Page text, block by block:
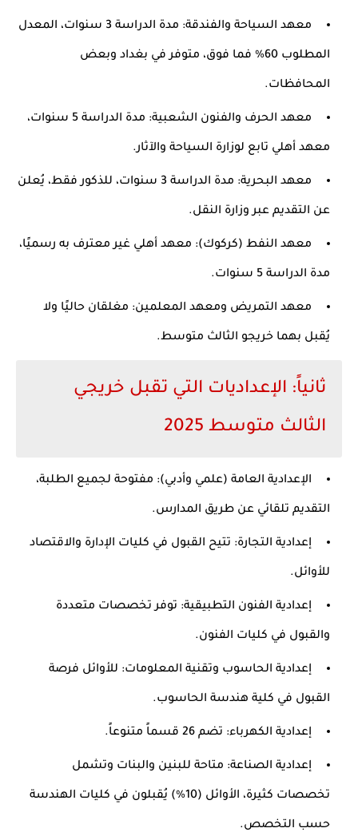
معهد السياحة والفندقة: مدة الدراسة 3 سنوات، المعدل
المطلوب 60% فما فوق، متوفر في بغداد وبعض
المحافظات.
معهد الحرف والفنون الشعبية: مدة الدراسة 5 سنوات،
معهد أهلي تابع لوزارة السياحة والآثار.
معهد البحرية: مدة الدراسة 3 سنوات، للذكور فقط، يُعلن
عن التقديم عبر وزارة النقل.
معهد النفط (كركوك): معهد أهلي غير معترف به رسميًا،
مدة الدراسة 5 سنوات.
معهد التمريض ومعهد المعلمين: مغلقان حاليًا ولا
يُقبل بهما خريجو الثالث متوسط.
ثانياً: الإعداديات التي تقبل خريجي
الثالث متوسط 2025
الإعدادية العامة (علمي وأدبي): مفتوحة لجميع الطلبة،
التقديم تلقائي عن طريق المدارس.
إعدادية التجارة: تتيح القبول في كليات الإدارة والاقتصاد
للأوائل.
إعدادية الفنون التطبيقية: توفر تخصصات متعددة
والقبول في كليات الفنون.
إعدادية الحاسوب وتقنية المعلومات: للأوائل فرصة
القبول في كلية هندسة الحاسوب.
إعدادية الكهرباء: تضم 26 قسماً متنوعاً.
إعدادية الصناعة: متاحة للبنين والبنات وتشمل
تخصصات كثيرة، الأوائل (10%) يُقبلون في كليات الهندسة
حسب التخصص.